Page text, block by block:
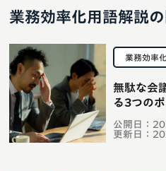
業務効率化用語解説
業務効率
公開日：
更新日：
無駄な会
る3つの